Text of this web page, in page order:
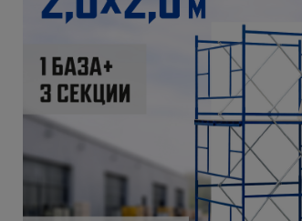
Опалубка
Вибротехника для строительства
Оборудование для работы с арматурой
Оборудование для бетонных работ
Техника для склада
Тачки строительные и садовые
Лестницы и стремянки